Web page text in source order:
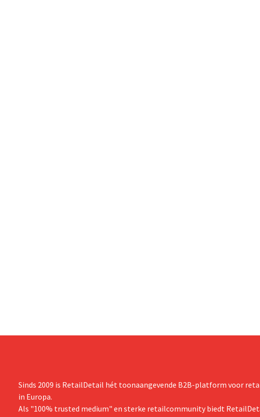
Sinds 2009 is RetailDetail hét toonaangevende B2B-platform voor
in Europa.
Als "100% trusted medium" en sterke retailcommunity biedt